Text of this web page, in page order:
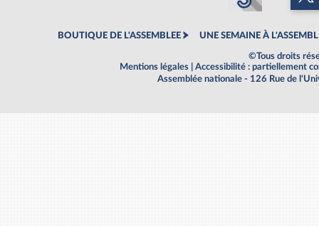
BOUTIQUE DE L'ASSEMBLEE UNE SEMAINE À
©Tous droits
Mentions légales
Accessibilité : partiellement
Assemblée nationale - 126 Rue de